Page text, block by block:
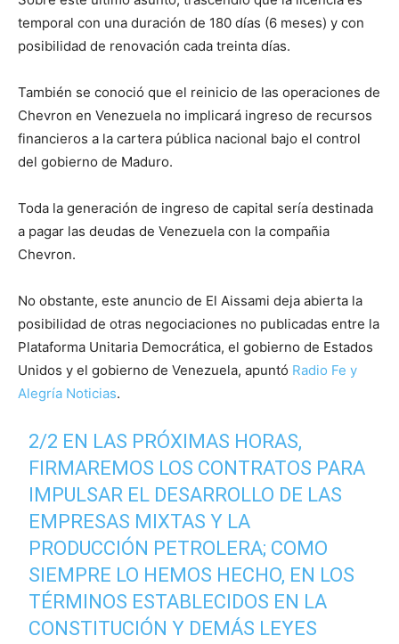
temporal con una duración de 180 días (6 meses) y con
posibilidad de renovación cada treinta días.
También se conoció que el reinicio de las operaciones de
Chevron en Venezuela no implicará ingreso de recursos
financieros a la cartera pública nacional bajo el control
del gobierno de Maduro.
Toda la generación de ingreso de capital sería destinada
a pagar las deudas de Venezuela con la compañia
Chevron.
No obstante, este anuncio de El Aissami deja abierta la
posibilidad de otras negociaciones no publicadas entre la
Plataforma Unitaria Democrática, el gobierno de Estados
Unidos y el gobierno de Venezuela, apuntó Radio Fe y
Alegría Noticias.
2/2 EN LAS PRÓXIMAS HORAS,
FIRMAREMOS LOS CONTRATOS PARA
IMPULSAR EL DESARROLLO DE LAS
EMPRESAS MIXTAS Y LA
PRODUCCIÓN PETROLERA; COMO
SIEMPRE LO HEMOS HECHO, EN LOS
TÉRMINOS ESTABLECIDOS EN LA
CONSTITUCIÓN Y DEMÁS LEYES